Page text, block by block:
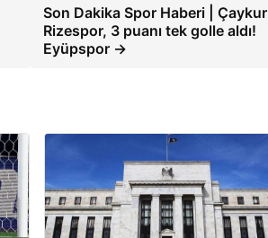
Son Dakika Spor Haberi | Çaykur
Rizespor, 3 puanı tek golle aldı!
Eyüpspor →